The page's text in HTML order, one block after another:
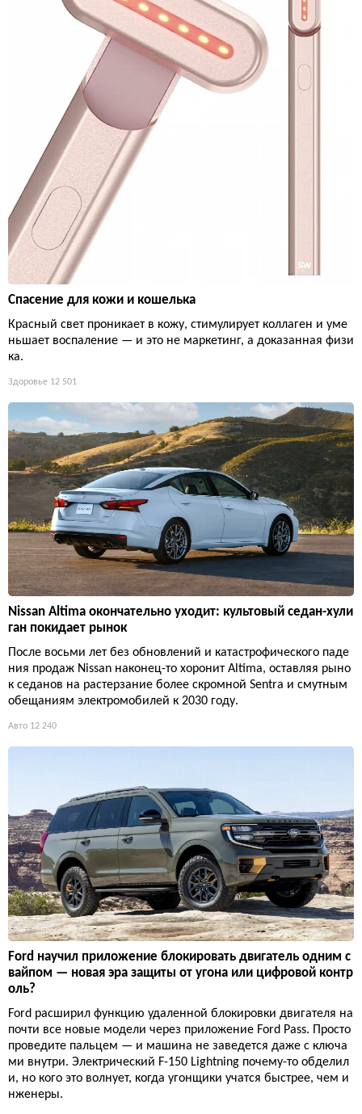
Спасение для кожи и кошелька
Красный свет проникает в кожу, стимулирует коллаген и уме
ньшает воспаление — и это не маркетинг, а доказанная физи
ка.
Здоровье 12 501
Nissan Altima окончательно уходит: культовый седан-хули
ган покидает рынок
После восьми лет без обновлений и катастрофического паде
ния продаж Nissan наконец-то хоронит Altima, оставляя рыно
к седанов на растерзание более скромной Sentra и смутным
обещаниям электромобилей к 2030 году.
Авто 12 240
Ford научил приложение блокировать двигатель одним с
вайпом — новая эра защиты от угона или цифровой контр
оль?
Ford расширил функцию удаленной блокировки двигателя на
почти все новые модели через приложение Ford Pass. Просто
проведите пальцем — и машина не заведется даже с ключа
ми внутри. Электрический F-150 Lightning почему-то обделил
и, но кого это волнует, когда угонщики учатся быстрее, чем и
нженеры.